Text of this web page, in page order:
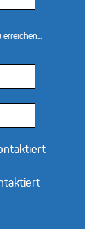
erreichen...